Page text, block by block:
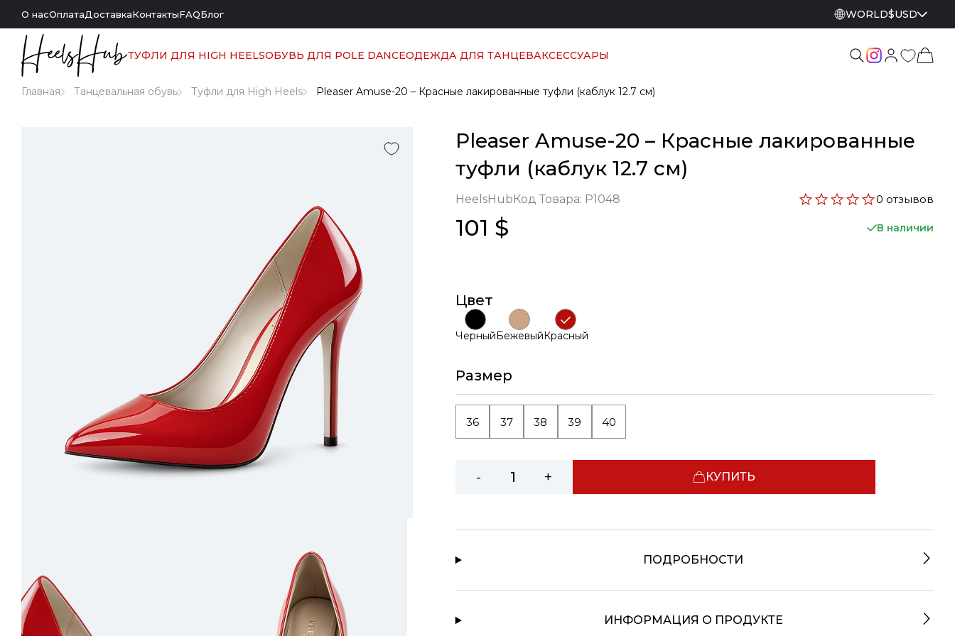
О насОплатаДоставкаКонтактыFAQБлог WORLD$USD
ТУФЛИ ДЛЯ HIGH HEELSОБУВЬ ДЛЯ POLE DANCEОДЕЖДА ДЛЯ ТАНЦЕВАКСЕССУАРЫ
Главная Танцевальная обувь Туфли для High Heels Pleaser Amuse-20 – Красные лакированные туфли (каблук 12.7 см)
Pleaser Amuse-20 – Красные лакированные
туфли (каблук 12.7 см)
HeelsHubКод Товара: P1048 0 отзывов
101 $ В наличии
Цвет
ЧерныйБежевыйКрасный
Размер
36 37 38 39 40
- + КУПИТЬ
ПОДРОБНОСТИ
ИНФОРМАЦИЯ О ПРОДУКТЕ